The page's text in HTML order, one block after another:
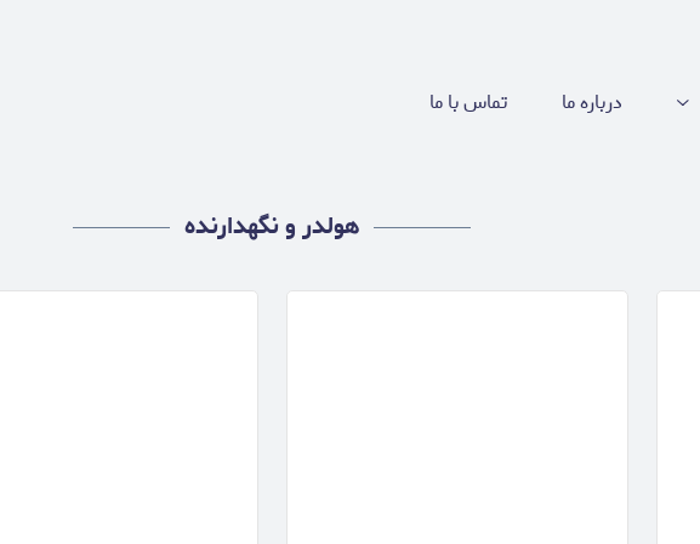
درباره ما تماس با ما
هولدر و نگهدارنده